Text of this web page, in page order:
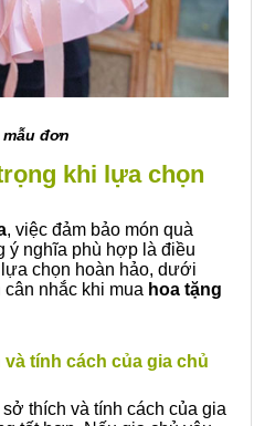
đơn
khi lựa chọn
, việc đảm bảo món quà
ý nghĩa phù hợp là điều
chọn hoàn hảo, dưới
nhắc khi mua hoa tặng
tính cách của gia chủ
thích và tính cách của gia